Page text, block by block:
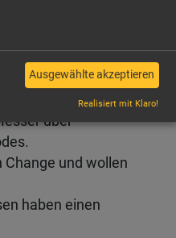
werden in der
Neuem.
in der "Nach-
über
Change und wollen
haben einen
Ausgewählte akzeptieren
Realisiert mit Klaro!